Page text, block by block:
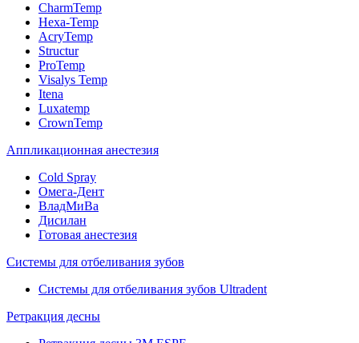
CharmTemp
Hexa-Temp
AcryTemp
Structur
ProTemp
Visalys Temp
Itena
Luxatemp
CrownTemp
Аппликационная анестезия
Cold Spray
Омега-Дент
ВладМиВа
Дисилан
Готовая анестезия
Системы для отбеливания зубов
Системы для отбеливания зубов Ultradent
Ретракция десны